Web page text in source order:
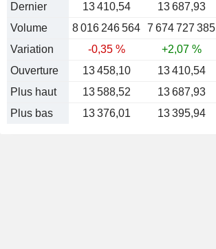
Dernier
13 410,54 13 687,93
Volume
8 016 246 564 7 674 727 385
Variation
-0,35 % +2,07 %
Ouverture
13 458,10 13 410,54
Plus haut
13 588,52 13 687,93
Plus bas
13 376,01 13 395,94